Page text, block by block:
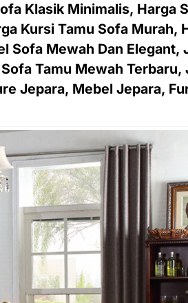
Klasik Minimalis, Harga
Kursi Tamu Sofa Murah,
Sofa Mewah Dan Elegant,
Tamu Mewah Terbaru,
Jepara, Mebel Jepara,